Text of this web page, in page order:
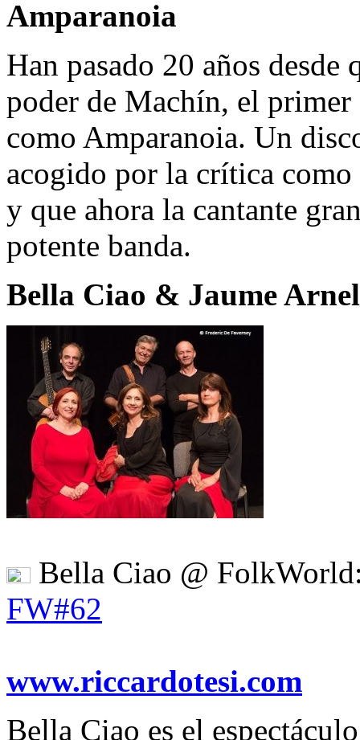
Amparanoia
Han pasado 20 años
poder de Machín, el primer
como Amparanoia. Un
acogido por la crítica
y que ahora la cantante
potente banda.
Bella Ciao & Jaume
Bella Ciao @
FW#62
www.riccardotesi.com
Bella Ciao es el